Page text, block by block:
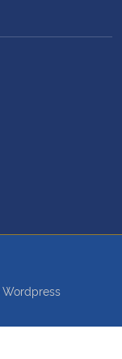
Wordpress